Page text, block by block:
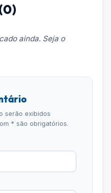
ainda. Seja o
serão exibidos
* são obrigatórios.